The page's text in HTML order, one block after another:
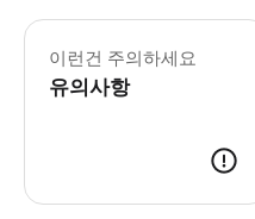
이런건 주의하세요
유의사항